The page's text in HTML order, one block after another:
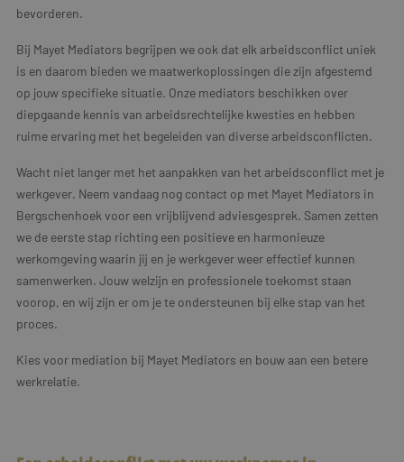
bevorderen.
Bij Mayet Mediators begrijpen we ook dat elk arbeidsconflict uniek
is en daarom bieden we maatwerkoplossingen die zijn afgestemd
op jouw specifieke situatie. Onze mediators beschikken over
diepgaande kennis van arbeidsrechtelijke kwesties en hebben
ruime ervaring met het begeleiden van diverse arbeidsconflicten.
Wacht niet langer met het aanpakken van het arbeidsconflict met je
werkgever. Neem vandaag nog contact op met Mayet Mediators in
Bergschenhoek voor een vrijblijvend adviesgesprek. Samen zetten
we de eerste stap richting een positieve en harmonieuze
werkomgeving waarin jij en je werkgever weer effectief kunnen
samenwerken. Jouw welzijn en professionele toekomst staan
voorop, en wij zijn er om je te ondersteunen bij elke stap van het
proces.
Kies voor mediation bij Mayet Mediators en bouw aan een betere
werkrelatie.